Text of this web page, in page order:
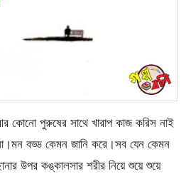
কোনো পুরুষের সাথে খারাপ কাজ করিস নাই
বড্ড কেমন জানি করে।সব যেন কেমন
উপর কঙ্কালসার শরীর নিয়ে শুয়ে শুয়ে